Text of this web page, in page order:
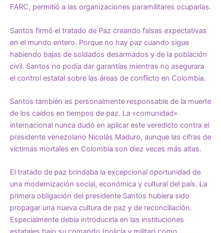
FARC, permitió a las organizaciones paramilitares ocuparlas.
Santos firmó el tratado de Paz creando falsas expectativas
en el mundo entero. Porque no hay paz cuando sigue
habiendo bajas de soldados desarmados y de la población
civil. Santos no podía dar garantías mientras no asegurara
el control estatal sobre las áreas de conflicto en Colombia.
Santos también es personalmente responsable de la muerte
de los caídos en tiempos de paz. La «comunidad»
internacional nunca dudó en aplicar este veredicto contra el
presidente venezolano Nicolás Maduro, aunque las cifras de
víctimas mortales en Colombia son diez veces más altas.
El tratado de paz brindaba la excepcional oportunidad de
una modernización social, económica y cultural del país. La
primera obligación del presidente Santos hubiera sido
propagar una nueva cultura de paz y de reconciliación.
Especialmente debía introducirla en las instituciones